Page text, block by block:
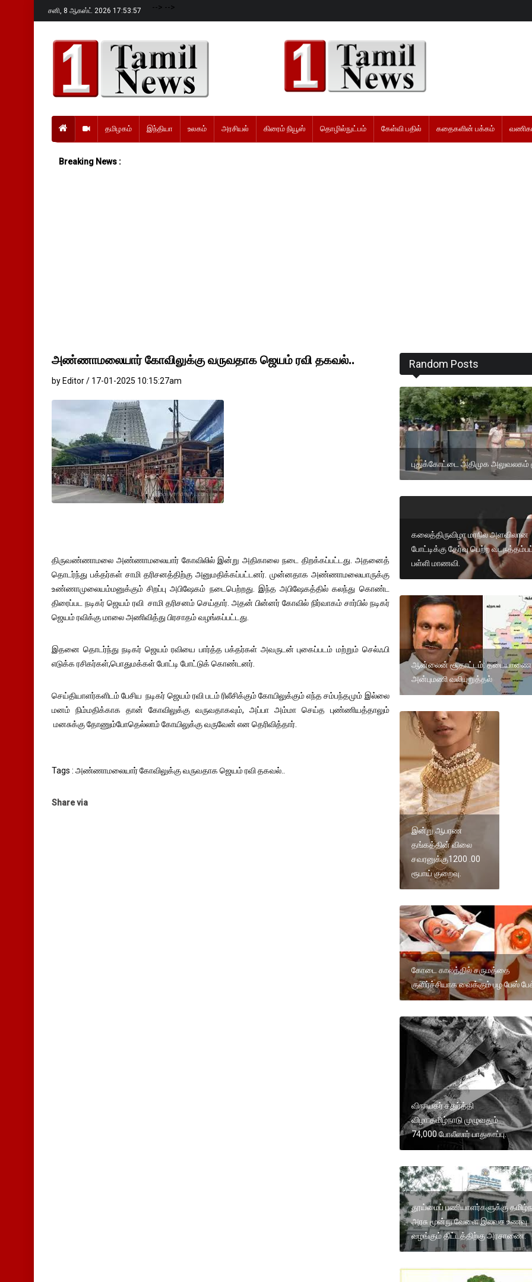
சனி, 8 ஆகஸ்ட் 2026 17:53:58 --> -->
தமிழகம் இந்தியா உலகம் அரசியல் கிரைம் நியூஸ் தொழில்நுட்பம் கேள்வி பதில் கதைகளின் பக்கம்
Breaking News :
அண்ணாமலையார் கோவிலுக்கு வருவதாக ஜெயம் ரவி தகவல்..
by Editor / 17-01-2025 10:15:27am
திருவண்ணாமலை அண்ணாமலையார் கோவிலில் இன்று அதிகாலை நடை திறக்கப்பட்டது. அதனைத்
தொடர்ந்து பக்தர்கள் சாமி தரிசனத்திற்கு அனுமதிக்கப்பட்டனர். முன்னதாக அண்ணாமலையாருக்கு
உண்ணாமுலையம்மனுக்கும் சிறப்பு அபிஷேகம் நடைபெற்றது. இந்த அபிஷேகத்தில் கலந்து கொண்ட
திரைப்பட நடிகர் ஜெயம் ரவி சாமி தரிசனம் செய்தார். அதன் பின்னர் கோவில் நிர்வாகம் சார்பில் நடிகர்
ஜெயம் ரவிக்கு மாலை அணிவித்து பிரசாதம் வழங்கப்பட்டது.
இதனை தொடர்ந்து நடிகர் ஜெயம் ரவியை பார்த்த பக்தர்கள் அவருடன் புகைப்படம் மற்றும் செல்ஃபி
எடுக்க ரசிகர்கள்,பொதுமக்கள் போட்டி போட்டுக் கொண்டனர்.
செய்தியாளர்களிடம் பேசிய நடிகர் ஜெயம் ரவி படம் ரிலீசிக்கும் கோயிலுக்கும் எந்த சம்பந்தமும் இல்லை
மனம் நிம்மதிக்காக தான் கோவிலுக்கு வருவதாகவும், அப்பா அம்மா செய்த புண்ணியத்தாலும்
மனசுக்கு தோணும்போதெல்லாம் கோயிலுக்கு வருவேன் என தெரிவித்தார்.
Tags : அண்ணாமலையார் கோவிலுக்கு வருவதாக ஜெயம் ரவி தகவல்..
Share via
Random Posts
புதுக்கோட்டை அதிமுக அலுவலகம்
கலைத்திருவிழா மாநில அளவிலான
போட்டிக்கு தேர்வு பெற்ற
பள்ளி மாணவி.
ஆன்லைன் சூதாட்டம்: தடையாணை
அன்புமணி வலியுறுத்தல்
இன்று ஆபரண
தங்கத்தின் விலை
சவரனுக்கு1200 .00
ரூபாய் குறைவு.
கோடை காலத்தில் சருமத்தை
குளிர்ச்சியாக வைக்கும் பழ பேஸ்
விநாயகர் சதுர்த்தி
விழா:தமிழ்நாடு முழுவதும்
74,000 போலீஸார் பாதுகாப்பு.
தூய்மைப் பணியாளர்களுக்கு
அரசு மூன்று வேளை இலவச உணவு
வழங்கும் திட்டத்திற்கு அரசாணை.